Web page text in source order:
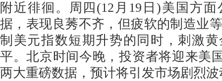
附近徘徊。周四(12月19日)美国方
据，表现良莠不齐，但疲软的制造业
制美元指数短期升势的同时，刺激黄
平。北京时间今晚，投资者将迎来美
两大重磅数据，预计将引发市场剧烈